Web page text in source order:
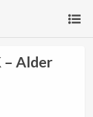
– Alder